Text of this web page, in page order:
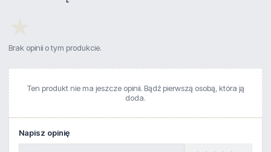
Brak opinii o tym produkcie.
Ten produkt nie ma jeszcze opinii. Bądź pierwszą osobą, która ją
doda.
Napisz opinię